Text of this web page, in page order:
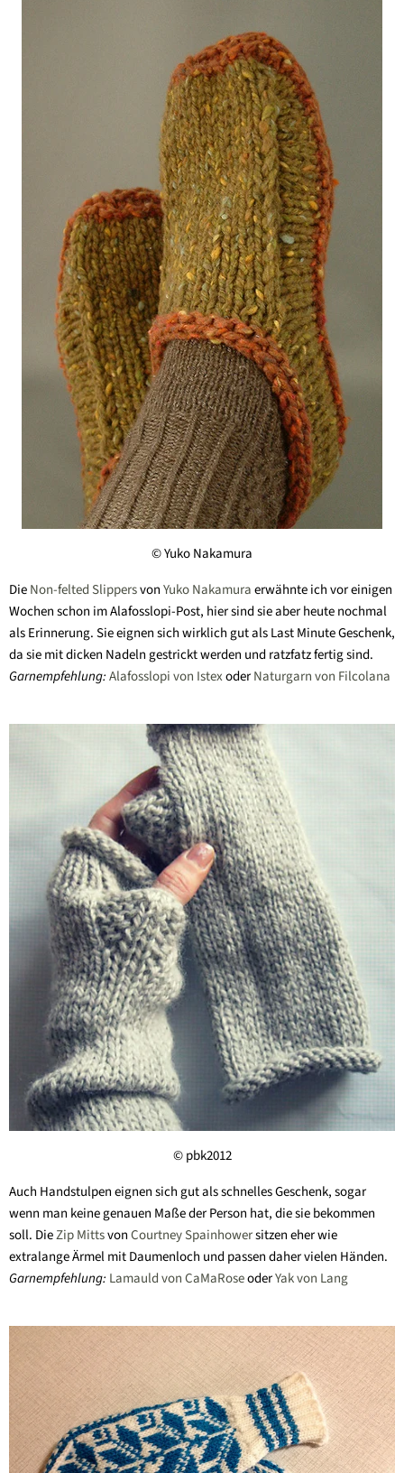
© Yuko Nakamura
DieNon-felted SlippersvonYuko Nakamuraerwähnte ich vor einigen
Wochen schon im Alafosslopi-Post, hier sind sie aber heute nochmal
als Erinnerung. Sie eignen sich wirklich gut als Last Minute Geschenk,
da sie mit dicken Nadeln gestrickt werden und ratzfatz fertig sind.
Garnempfehlung:Alafosslopi von IstexoderNaturgarn von Filcolana
© pbk2012
Auch Handstulpen eignen sich gut als schnelles Geschenk, sogar
wenn man keine genauen Maße der Person hat, die sie bekommen
soll. DieZip MittsvonCourtney Spainhowersitzen eher wie
extralange Ärmel mit Daumenloch und passen daher vielen Händen.
Garnempfehlung: Lamauld von CaMaRoseoderYak von Lang